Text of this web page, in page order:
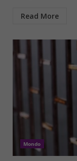
Read More
Mondo